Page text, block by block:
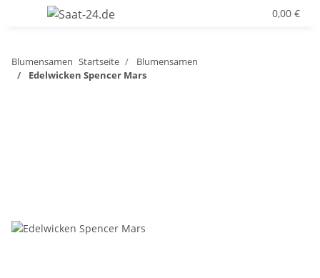
0,00 €
Blumensamen Startseite
Blumensamen
Edelwicken Spencer Mars